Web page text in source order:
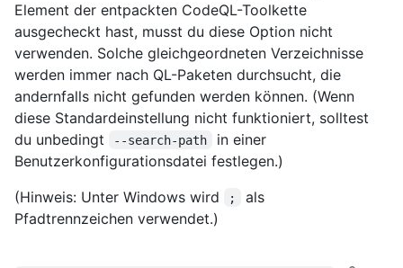
Element der entpackten CodeQL-Toolkette
ausgecheckt hast, musst du diese Option nicht
verwenden. Solche gleichgeordneten Verzeichnisse
werden immer nach QL-Paketen durchsucht, die
andernfalls nicht gefunden werden können. (Wenn
diese Standardeinstellung nicht funktioniert, solltest
du unbedingt
--search-path
in einer
Benutzerkonfigurationsdatei festlegen.)
(Hinweis: Unter Windows wird
;
als
Pfadtrennzeichen verwendet.)